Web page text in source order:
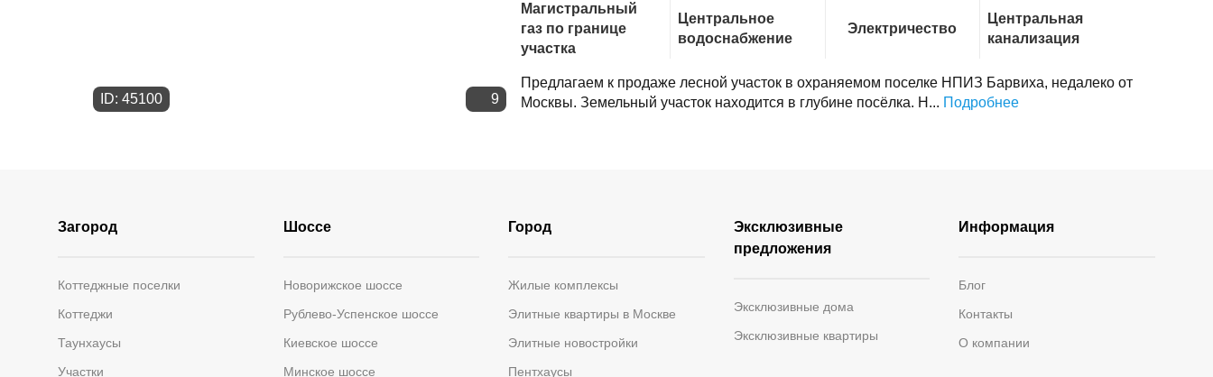
ID: 45100 9
Магистральный
газ по границе
участка
Центральное
водоснабжение
Электричество
Центральная
канализация
Предлагаем к продаже лесной участок в охраняемом поселке НПИЗ Барвиха, недалеко от
Москвы. Земельный участок находится в глубине посёлка. Н... Подробнее
Загород
Коттеджные поселки
Коттеджи
Таунхаусы
Участки
Шоссе
Новорижское шоссе
Рублево-Успенское шоссе
Киевское шоссе
Минское шоссе
Город
Жилые комплексы
Элитные квартиры в Москве
Элитные новостройки
Пентхаусы
Эксклюзивные
предложения
Эксклюзивные дома
Эксклюзивные квартиры
Информация
Блог
Контакты
О компании